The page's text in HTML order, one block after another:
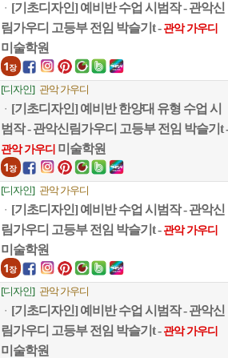
ㆍ [기초디자인] 예비반 수업 시범작 - 관악신
림가우디 고등부 전임 박슬기t - 관악 가우디
미술학원
1장
[디자인] 관악 가우디
ㆍ [기초디자인] 예비반 한양대 유형 수업 시
범작 - 관악신림가우디 고등부 전임 박슬기t -
관악 가우디 미술학원
1장
[디자인] 관악 가우디
ㆍ [기초디자인] 예비반 수업 시범작 - 관악신
림가우디 고등부 전임 박슬기t - 관악 가우디
미술학원
1장
[디자인] 관악 가우디
ㆍ [기초디자인] 예비반 수업 시범작 - 관악신
림가우디 고등부 전임 박슬기t - 관악 가우디
미술학원